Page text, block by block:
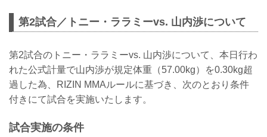
にて開催されるRIZIN LANDMARK 12 in
KOBEの第12試合／ヴガール・ケラモフ
トップのため試合中止となりましたので
お知らせいたします。
ケラモフがウィルス性胃腸炎のためドク
ターストップ
ヴガール・ケラモフがウィルス性胃腸炎
第2試合／トニー・ララミーvs. 山内渉について
第2試合のトニー・ララミーvs. 山内渉について、本日行わ
れた公式計量で山内渉が規定体重（57.00kg）を0.30kg超
過した為、RIZIN MMAルールに基づき、次のとおり条件
付きにて試合を実施いたします。
試合実施の条件